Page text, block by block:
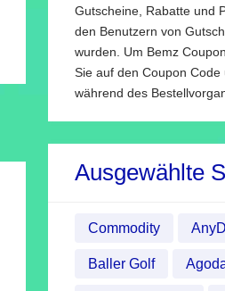
Gutscheine, Rabatte und
den Benutzern von
wurden. Um Bemz
Sie auf den Coupon Code
während des
Ausgewählte
Commodity
Baller Golf